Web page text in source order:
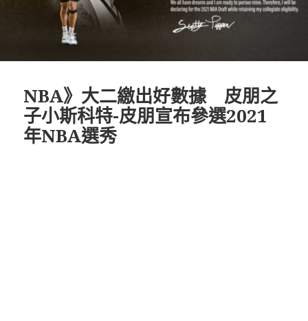
NBA》大二繳出好數據 皮朋之
子小斯科特-皮朋宣布參選2021
年NBA選秀